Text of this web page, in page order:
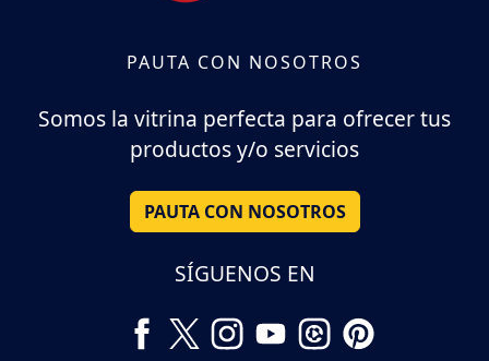
PAUTA CON NOSOTROS
Somos la vitrina perfecta para ofrecer tus
productos y/o servicios
PAUTA CON NOSOTROS
SÍGUENOS EN